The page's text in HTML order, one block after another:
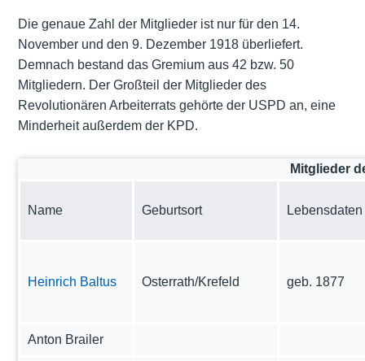
Die genaue Zahl der Mitglieder ist nur für den 14.
November und den 9. Dezember 1918 überliefert.
Demnach bestand das Gremium aus 42 bzw. 50
Mitgliedern. Der Großteil der Mitglieder des
Revolutionären Arbeiterrats gehörte der USPD an, eine
Minderheit außerdem der KPD.
Mitglieder
Name Geburtsort Lebensdaten
Heinrich Baltus Osterrath/Krefeld geb. 1877
Anton Brailer